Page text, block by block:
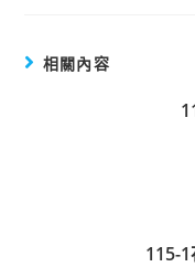
相關內容
115-